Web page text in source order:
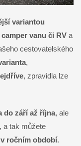
variantou
vanu či RV a
cestovatelského
,
, zpravidla lze
do září až října, ale
, a tak můžete
ročním období.